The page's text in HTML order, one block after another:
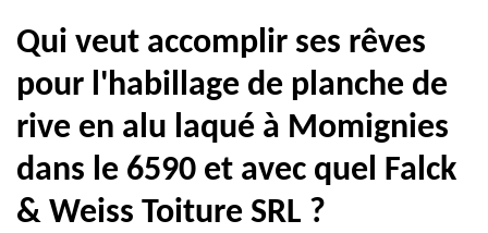
Qui veut accomplir ses rêves
pour l'habillage de planche de
rive en alu laqué à Momignies
dans le 6590 et avec quel Falck
& Weiss Toiture SRL ?